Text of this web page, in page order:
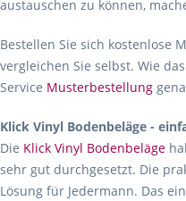
austauschen zu können,
Bestellen Sie sich kostenlose
vergleichen Sie selbst. Wie
Service Musterbestellung
Klick Vinyl Bodenbeläge -
Die Klick Vinyl Bodenbeläge
sehr gut durchgesetzt. Die
Lösung für Jedermann. Das